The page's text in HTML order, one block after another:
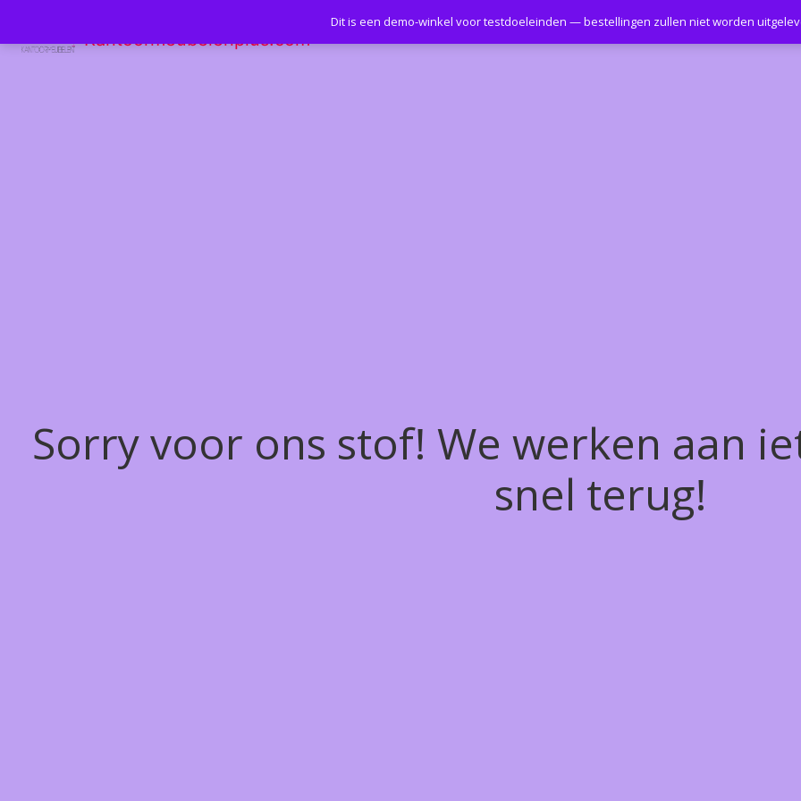
Kantoormeubelenplus.com
Sorry voor ons stof! We werken aan
snel terug!
Dit is een demo-winkel voor testdoeleinden — bestellingen zullen niet worden